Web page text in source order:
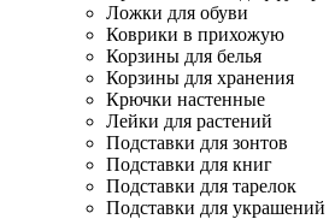
Ложки для обуви
Коврики в прихожую
Корзины для белья
Корзины для хранения
Крючки настенные
Лейки для растений
Подставки для зонтов
Подставки для книг
Подставки для тарелок
Подставки для украшений